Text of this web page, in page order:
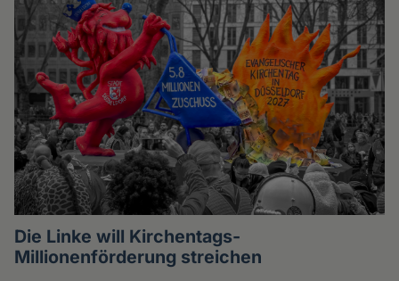
Die Linke will Kirchentags-
Millionenförderung streichen